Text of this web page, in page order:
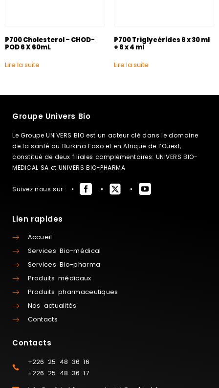
P700 Cholesterol – CHOD-
POD 6 X 60mL
Lire la suite
P700 Triglycérides 6 x 30 ml
+ 6 x 4 ml
Lire la suite
Groupe Univers Bio
Le Groupe UNIVERS BIO est un acteur clé dans le domaine
de la santé au Burkina Faso et en Afrique de l’Ouest,
constitué de deux filiales complémentaires: UNIVERS BIO-
MEDICAL SA et UNIVERS BIO-PHARMA
Suivez nous sur :
Lien rapides
Accueil
Services Bio-médical
Services Bio-pharma
Produits médicaux
Produits pharmaceutiques
Nos actualités
Contacts
Contacts
+226 25 48 36 16
+226 25 48 36 17